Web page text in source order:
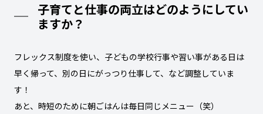
子育てと仕事の両立はどのようにしてい
ますか？
フレックス制度を使い、子どもの学校行事や習い事がある日は
早く帰って、別の日にがっつり仕事して、など調整していま
す！
あと、時短のために朝ごはんは毎日同じメニュー（笑）